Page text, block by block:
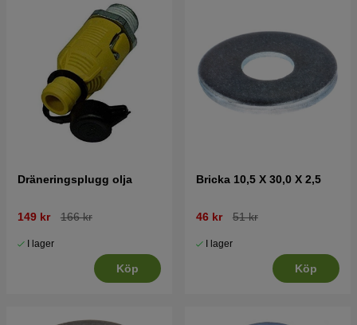
Dräneringsplugg olja
149 kr 166 kr
I lager
Köp
Bricka 10,5 X 30,0 X 2,5
46 kr 51 kr
I lager
Köp